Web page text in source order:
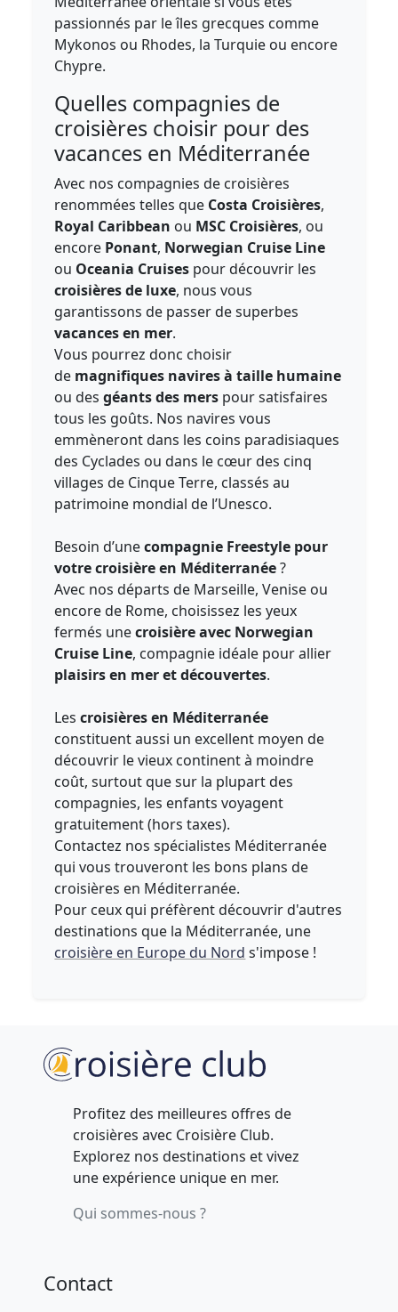
passionnés par le îles grecques comme
Mykonos ou Rhodes, la Turquie ou encore
Chypre.
Quelles compagnies de
croisières choisir pour des
vacances en Méditerranée
Avec nos compagnies de croisières
renommées telles que Costa Croisières,
Royal Caribbean ou MSC Croisières, ou
encore Ponant, Norwegian Cruise Line
ou Oceania Cruises pour découvrir les
croisières de luxe, nous vous
garantissons de passer de superbes
vacances en mer.
Vous pourrez donc choisir
de magnifiques navires à taille humaine
ou desgéants des mers pour satisfaires
tous les goûts. Nos navires vous
emmèneront dans les coins paradisiaques
des Cyclades ou dans le cœur des cinq
villages de Cinque Terre, classés au
patrimoine mondial de l’Unesco.
Besoin d’unecompagnie Freestyle pour
votre croisière en Méditerranée?
Avec nos départs de Marseille, Venise ou
encore de Rome, choisissez les yeux
fermés unecroisière avec Norwegian
Cruise Line, compagnie idéale pour allier
plaisirs en mer et découvertes.
Lescroisières en Méditerranée
constituent aussi un excellent moyen de
découvrir le vieux continent à moindre
coût, surtout que sur la plupart des
compagnies, les enfants voyagent
gratuitement (hors taxes).
Contactez nos spécialistes Méditerranée
qui vous trouveront les bons plans de
croisières en Méditerranée.
Pour ceux qui préfèrent découvrir d'autres
destinations que la Méditerranée, une
croisière en Europe du Nord s'impose !
Profitez des meilleures offres de
croisières avec Croisière Club.
Explorez nos destinations et vivez
une expérience unique en mer.
Qui sommes-nous ?
Contact